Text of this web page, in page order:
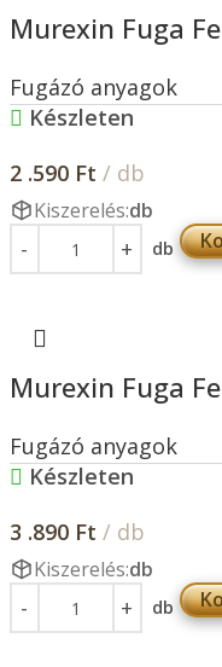
Murexin Fuga
Fugázó anyagok
Készleten
2 .590 Ft / db
Kiszerelés:db
db
Murexin Fuga
Fugázó anyagok
Készleten
3 .890 Ft / db
Kiszerelés:db
db